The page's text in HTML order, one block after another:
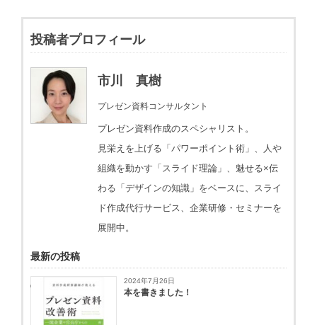
投稿者プロフィール
市川 真樹
プレゼン資料コンサルタント
プレゼン資料作成のスペシャリスト。
見栄えを上げる「パワーポイント術」、人や
組織を動かす「スライド理論」、魅せる×伝
わる「デザインの知識」をベースに、スライ
ド作成代行サービス、企業研修・セミナーを
展開中。
最新の投稿
2024年7月26日
本を書きました！